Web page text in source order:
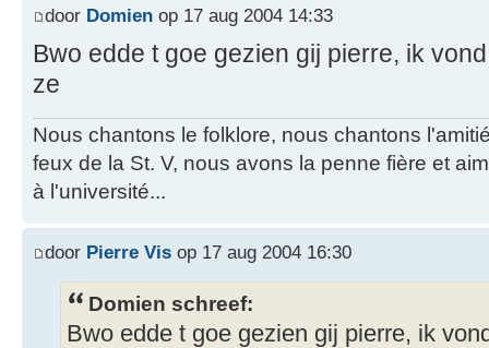
door Domien op 17 aug 2004 14:33
Bwo edde t goe gezien gij pierre, ik
ze
Nous chantons le folklore, nous chantons
feux de la St. V, nous avons la penne fière et
à l'université...
door Pierre Vis op 17 aug 2004 16:30
Domien schreef:
Bwo edde t goe gezien gij pierre, ik